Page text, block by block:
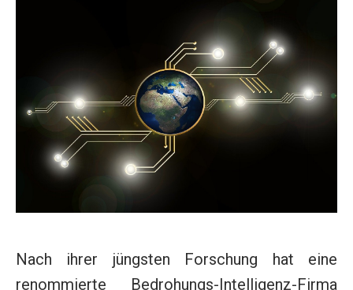
Nach ihrer jüngsten Forschung hat eine
renommierte Bedrohungs-Intelligenz-Firma